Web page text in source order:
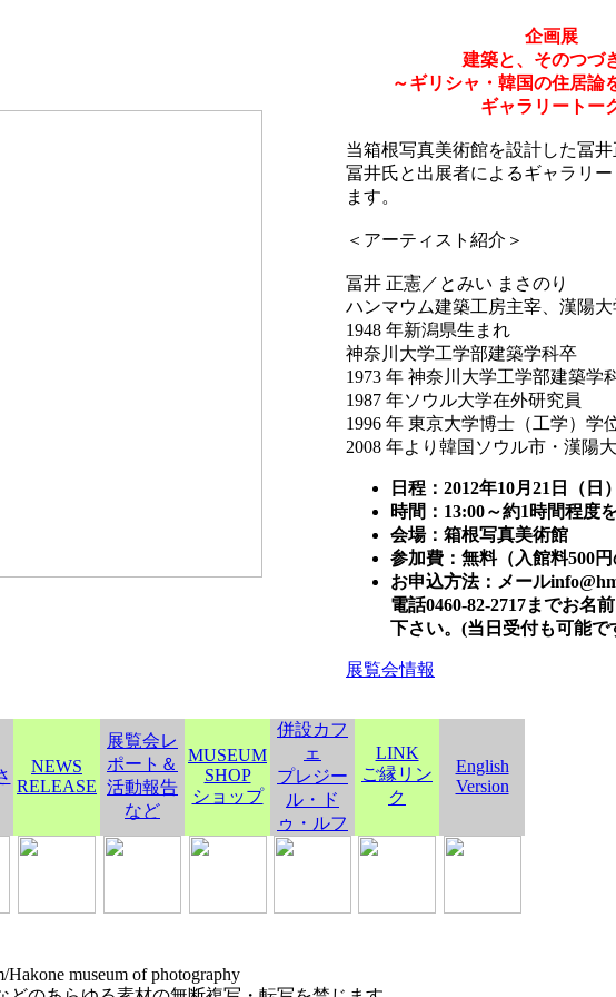
企画展
建築と、そのつづ
～ギリシャ・韓国の住居論
ギャラリートー
当箱根写真美術館を設計した冨井
冨井氏と出展者によるギャラリ
ます。
＜アーティスト紹介＞
冨井 正憲／とみい まさのり
ハンマウム建築工房主宰、漢陽
1948 年新潟県生まれ
神奈川大学工学部建築学科卒
1973 年 神奈川大学工学部建築学
1987 年ソウル大学在外研究員
1996 年 東京大学博士（工学）学
2008 年より韓国ソウル市・漢陽
日程：2012年10月21日（日）
時間：13:00～約1時間程度
会場：箱根写真美術館
参加費：無料（入館料500円
お申込方法：メール
電話0460-82-2717までお名
下さい。(当日受付も可能で
展覧会情報
NEWS
RELEASE
展覧会レ
ポート＆
活動報告
など
MUSEUM
SHOP
ショップ
併設カフ
ェ
プレジー
ル・ド
ゥ・ルフ
LINK
ご縁リン
ク
English
Version
museum of photography